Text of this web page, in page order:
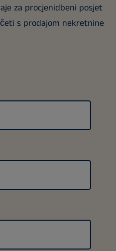
za procjenidbeni posjet
s prodajom nekretnine